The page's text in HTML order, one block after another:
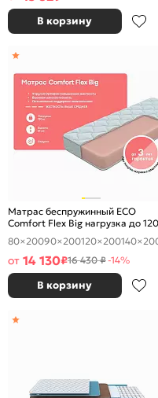
В корзину
Матрас беспружинный ECO
Comfort Flex Big нагрузка до
800x2000
80×20090×200120×200
от 14 130₽16 430 ₽-14%
В корзину